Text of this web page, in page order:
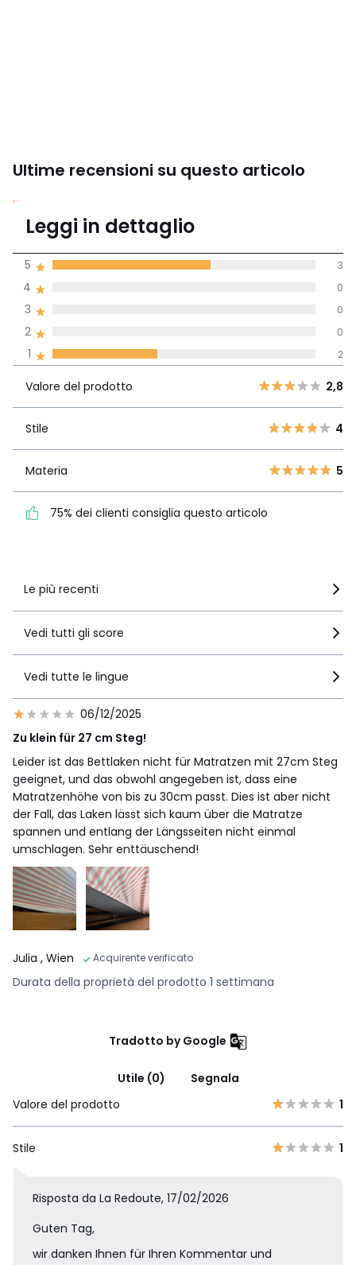
Ultime recensioni su questo articolo
3,4
di media tenendo
conto di tutti i
1 2
2
3 0
4
5 2,8
questo articolo
Leggi in dettaglio
1 2
2 0
3 0
4 0
5 3
Valore del prodotto 2,8
Stile 4
Materia 5
75% dei clienti consiglia questo articolo
Le più recenti
Vedi tutti gli score
Vedi tutte le lingue
06/12/2025
Zu klein für 27 cm Steg!
Leider ist das Bettlaken nicht für Matratzen mit 27cm Steg
geeignet, und das obwohl angegeben ist, dass eine
Matratzenhöhe von bis zu 30cm passt. Dies ist aber nicht
der Fall, das Laken lässt sich kaum über die Matratze
spannen und entlang der Längsseiten nicht einmal
umschlagen. Sehr enttäuschend!
Julia , Wien Acquirente verificato
Durata della proprietà del prodotto 1 settimana
Tradotto by Google
Utile (0)
Segnala
Valore del prodotto
1
Stile 1
Risposta da La Redoute, 17/02/2026
Guten Tag,
wir danken Ihnen für Ihren Kommentar und